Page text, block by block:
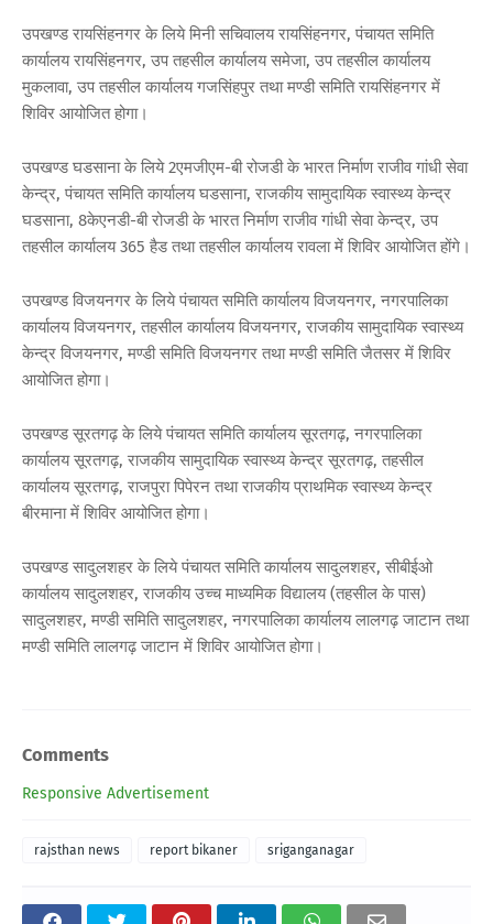
उपखण्ड रायसिंहनगर के लिये मिनी सचिवालय रायसिंहनगर, पंचायत समिति
कार्यालय रायसिंहनगर, उप तहसील कार्यालय समेजा, उप तहसील कार्यालय
मुकलावा, उप तहसील कार्यालय गजसिंहपुर तथा मण्डी समिति रायसिंहनगर में
शिविर आयोजित होगा।
उपखण्ड घडसाना के लिये 2एमजीएम-बी रोजडी के भारत निर्माण राजीव गांधी सेवा
केन्द्र, पंचायत समिति कार्यालय घडसाना, राजकीय सामुदायिक स्वास्थ्य केन्द्र
घडसाना, 8केएनडी-बी रोजडी के भारत निर्माण राजीव गांधी सेवा केन्द्र, उप
तहसील कार्यालय 365 हैड तथा तहसील कार्यालय रावला में शिविर आयोजित होंगे।
उपखण्ड विजयनगर के लिये पंचायत समिति कार्यालय विजयनगर, नगरपालिका
कार्यालय विजयनगर, तहसील कार्यालय विजयनगर, राजकीय सामुदायिक स्वास्थ्य
केन्द्र विजयनगर, मण्डी समिति विजयनगर तथा मण्डी समिति जैतसर में शिविर
आयोजित होगा।
उपखण्ड सूरतगढ़ के लिये पंचायत समिति कार्यालय सूरतगढ़, नगरपालिका
कार्यालय सूरतगढ़, राजकीय सामुदायिक स्वास्थ्य केन्द्र सूरतगढ़, तहसील
कार्यालय सूरतगढ़, राजपुरा पिपेरन तथा राजकीय प्राथमिक स्वास्थ्य केन्द्र
बीरमाना में शिविर आयोजित होगा।
उपखण्ड सादुलशहर के लिये पंचायत समिति कार्यालय सादुलशहर, सीबीईओ
कार्यालय सादुलशहर, राजकीय उच्च माध्यमिक विद्यालय (तहसील के पास)
सादुलशहर, मण्डी समिति सादुलशहर, नगरपालिका कार्यालय लालगढ़ जाटान तथा
मण्डी समिति लालगढ़ जाटान में शिविर आयोजित होगा।
Comments
Responsive Advertisement
rajsthan news report bikaner sriganganagar